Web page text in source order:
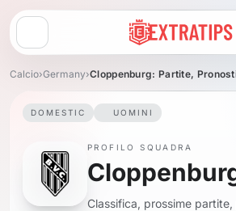
Apri menu
Calcio›Germany›Cloppenburg: Partite,
DOMESTIC UOMINI
PROFILO SQUADRA
Classifica, prossime